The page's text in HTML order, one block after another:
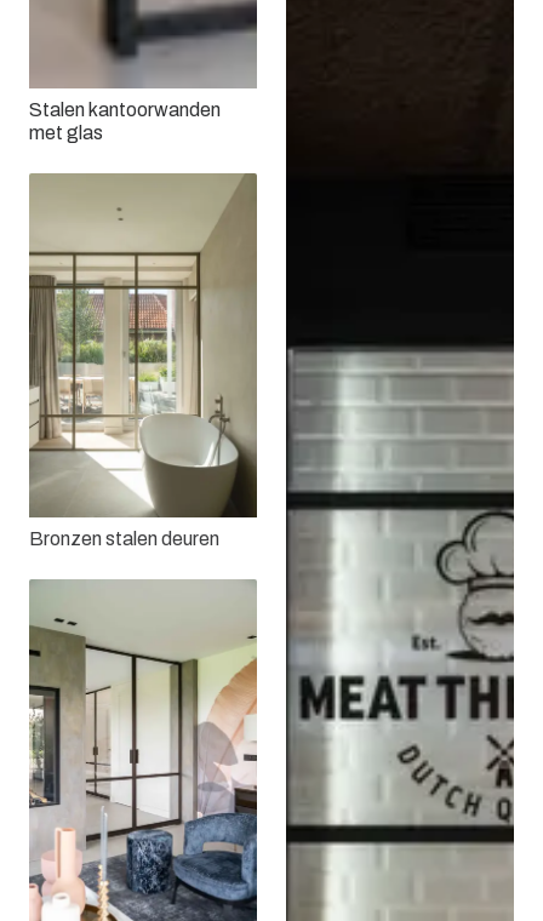
Stalen kantoorwanden
met glas
Bronzen stalen deuren